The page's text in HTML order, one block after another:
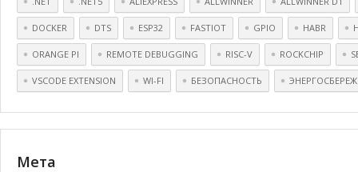
DOCKER DTS ESP32 FASTIOT GPIO HABR
ORANGE PI REMOTE DEBUGGING RISC-V ROCKCHIP
VSCODE EXTENSION WI-FI БЕЗОПАСНОСТЬ
Мета